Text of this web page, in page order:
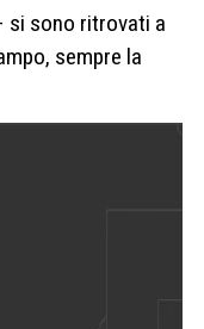
si sono ritrovati a
sempre la